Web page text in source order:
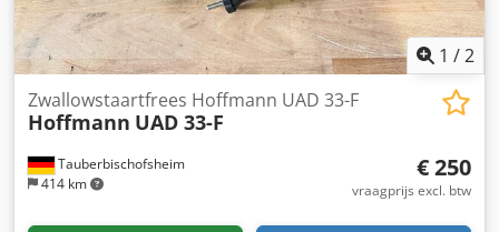
1 /2
Tauberbischofsheim
414 km
Zwallowstaartfrees Hoffmann UAD 33-F
Hoffmann UAD 33-F
€ 250
vraagprijs excl. btw